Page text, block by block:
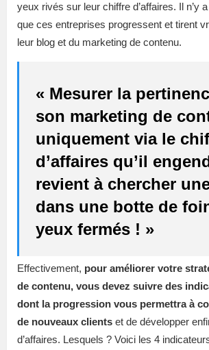
yeux rivés sur leur chiffre d’affaires. Il n’y
que ces entreprises progressent et tirent
leur blog et du marketing de contenu.
« Mesurer la
son marketing de
uniquement via le
d’affaires qu’il
revient à chercher
dans une botte de
yeux fermés ! »
Effectivement, pour améliorer votre
de contenu, vous devez suivre des
dont la progression vous permettra à
de nouveaux clients et de développer
d’affaires. Lesquels ? Voici les 4